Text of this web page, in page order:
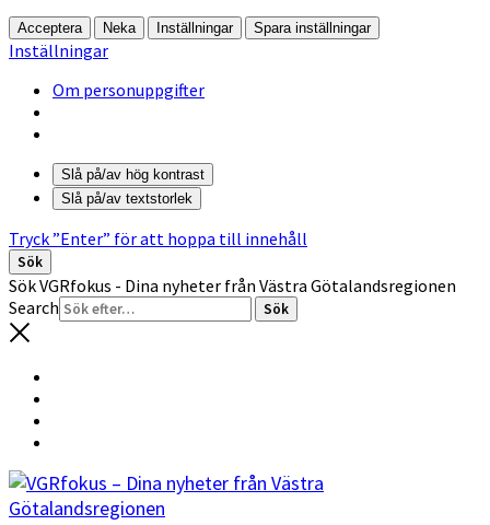
Acceptera Neka Inställningar Spara inställningar
Inställningar
Om personuppgifter
Slå på/av hög kontrast
Slå på/av textstorlek
Tryck ”Enter” för att hoppa till innehåll
Sök
Sök VGRfokus - Dina nyheter från Västra Götalandsregionen
Search